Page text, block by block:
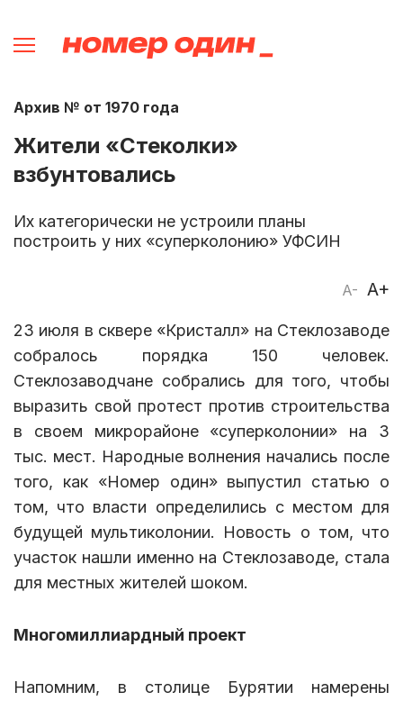
Архив № от 1970 года
Жители «Стеколки»
взбунтовались
Их категорически не устроили планы
построить у них «суперколонию» УФСИН
A- A+
23 июля в сквере «Кристалл» на Стеклозаводе
собралось порядка 150 человек.
Стеклозаводчане собрались для того, чтобы
выразить свой протест против строительства
в своем микрорайоне «суперколонии» на 3
тыс. мест. Народные волнения начались после
того, как «Номер один» выпустил статью о
том, что власти определились с местом для
будущей мультиколонии. Новость о том, что
участок нашли именно на Стеклозаводе, стала
для местных жителей шоком.
Многомиллиардный проект
Напомним, в столице Бурятии намерены